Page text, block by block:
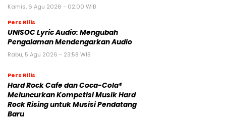
Kamis, 6 Agu 2026 - 02:00 WIB
Pers Rilis
UNISOC Lyric Audio: Mengubah
Pengalaman Mendengarkan Audio
Rabu, 5 Agu 2026 - 23:58 WIB
Pers Rilis
Hard Rock Cafe dan Coca-Cola®
Meluncurkan Kompetisi Musik Hard
Rock Rising untuk Musisi Pendatang
Baru